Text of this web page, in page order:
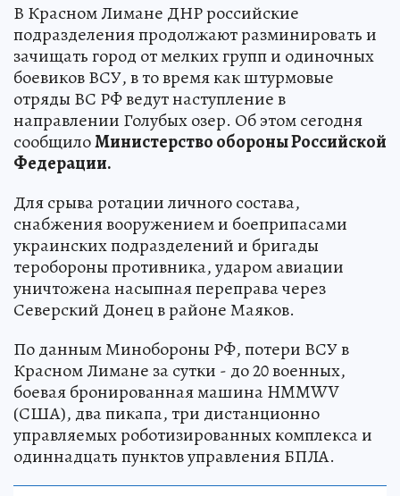
В Красном Лимане ДНР российские
подразделения продолжают разминировать и
зачищать город от мелких групп и одиночных
боевиков ВСУ, в то время как штурмовые
отряды ВС РФ ведут наступление в
направлении Голубых озер. Об этом сегодня
сообщилоМинистерство обороны Российской
Федерации.
Для срыва ротации личного состава,
снабжения вооружением и боеприпасами
украинских подразделений и бригады
теробороны противника, ударом авиации
уничтожена насыпная переправа через
Северский Донец в районе Маяков.
По данным Минобороны РФ, потери ВСУ в
Красном Лимане за сутки - до 20 военных,
боевая бронированная машина HMMWV
(США), два пикапа, три дистанционно
управляемых роботизированных комплекса и
одиннадцать пунктов управления БПЛА.